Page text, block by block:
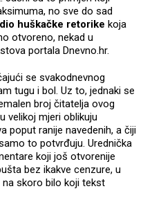
no sve do sad
huškačke retorike koja
otvoreno, nekad u
portala Dnevno.hr.
se svakodnevnog
tugu i bol. Uz to, jednaki se
broj čitatelja ovog
velikoj mjeri oblikuju
poput ranije navedenih, a čiji
to potvrđuju. Urednička
koji još otvorenije
bez ikakve cenzure, u
skoro bilo koji tekst